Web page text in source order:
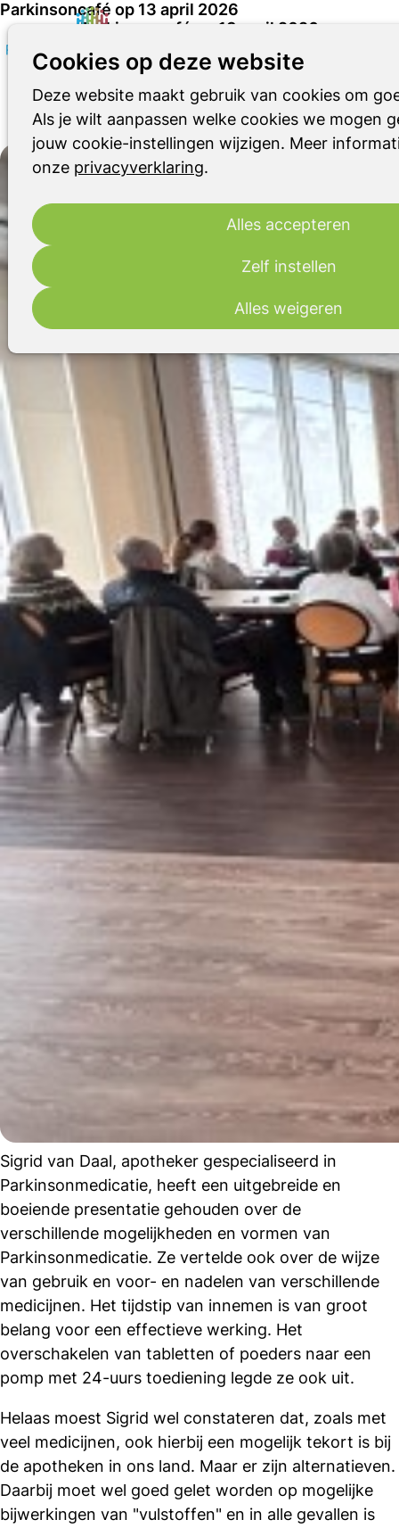
Cookies op deze website
Deze website maakt gebruik van cookies om
Als je wilt aanpassen welke cookies we mogen
jouw cookie-instellingen wijzigen. Meer
onze privacyverklaring.
Alles accepteren
Zelf instellen
Alles weigeren
Parkinsoncafé op 13 april 2026
Parkinsoncafé op 13 april 2026
14 april 2026
Sigrid van Daal, apotheker gespecialiseerd in
Parkinsonmedicatie, heeft een uitgebreide en
boeiende presentatie gehouden over de
verschillende mogelijkheden en vormen van
Parkinsonmedicatie. Ze vertelde ook over de wijze
van gebruik en voor- en nadelen van verschillende
medicijnen. Het tijdstip van innemen is van groot
belang voor een effectieve werking. Het
overschakelen van tabletten of poeders naar een
pomp met 24-uurs toediening legde ze ook uit.
Helaas moest Sigrid wel constateren dat, zoals met
veel medicijnen, ook hierbij een mogelijk tekort is bij
de apotheken in ons land. Maar er zijn alternatieven.
Daarbij moet wel goed gelet worden op mogelijke
bijwerkingen van "vulstoffen" en in alle gevallen is